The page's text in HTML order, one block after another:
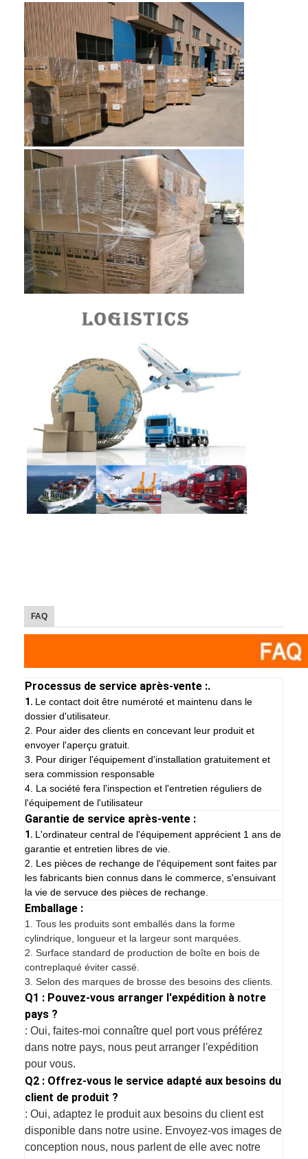
FAQ
Processus de service après-vente :.
1. Le contact doit être numéroté et maintenu dans le
dossier d'utilisateur.
2. Pour aider des clients en concevant leur produit et
envoyer l'aperçu gratuit.
3. Pour diriger l'équipement d'installation gratuitement et
sera commission responsable
4. La société fera l'inspection et l'entretien réguliers de
l'équipement de l'utilisateur
Garantie de service après-vente :
1. L'ordinateur central de l'équipement apprécient 1 ans de
garantie et entretien libres de vie.
2. Les pièces de rechange de l'équipement sont faites par
les fabricants bien connus dans le commerce, s'ensuivant
la vie de servuce des pièces de rechange.
Emballage :
1.Tous les produits sont emballés dans la forme
cylindrique, longueur et la largeur sont marquées.
2. Surface standard de production de boîte en bois de
contreplaqué éviter cassé.
3. Selon des marques de brosse des besoins des clients.
Q1 : Pouvez-vous arranger l'expédition à notre
pays ?
: Oui, faites-moi connaître quel port vous préférez
dans notre pays, nous peut arranger l'expédition
pour vous.
Q2 : Offrez-vous le service adapté aux besoins du
client de produit ?
: Oui, adaptez le produit aux besoins du client est
disponible dans notre usine. Envoyez-vos images de
conception nous, nous parlent de elle avec notre